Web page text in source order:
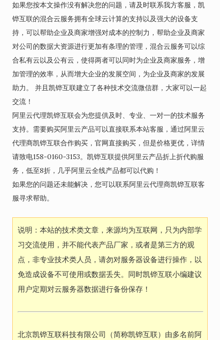
如果您按本文操作没有解决您的问题，请及时联系我方客服，凯
铧互联的混合云服务拥有全球云计算的支持以及强大的设备支
持，可以帮助企业及商家增强对成本的控制力，帮助企业及商家
对公司的数据大资源进行更加有条理的管理，混合云服务可以综
合私有云以及公有云，使得两者可以同时为企业及商家服务，增
加管理的效率，从而增大企业的发展空间，为企业及商家的发展
助力。 并且凯铧互联建立了各种技术交流微信群，大家可以一起
交流！
阿里云代理凯铧互联会为您提供及时、专业、一对一的技术服务
支持。需要购买阿里云产品可以直接联系本站客服，通过阿里云
代理商凯铧互联合作购买，官网直接购买，但是价格更优，详情
请致电158-0160-3153。凯铧互联提供阿里云产品折上折代购服
务，低至8折，几乎阿里云全线产品都可以代购！
如果您的问题还未能解决，您可以联系阿里云代理商凯铧互联客
服寻求帮助。
说明：本站的技术类文章，来源均为互联网，只为内部学
习交流使用，并不能代表产品厂家，或者是第三方的观
点，非专业技术类人员，请勿对服务器设备进行操作，以
免造成设备不可使用或数据丢失。同时凯铧互联小编建议
用户定期对云服务器数据进行备份保存！
北京凯铧互联科技有限公司（简称凯铧互联）由多名前阿